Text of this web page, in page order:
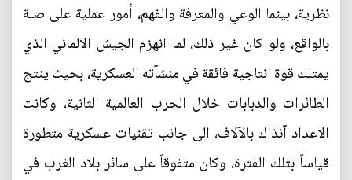
نظرية، بينما الوعي والمعرفة والفهم، أمور عملية على صلة
بالواقع، ولو كان غير ذلك، لما انهزم الجيش الالماني الذي
يمتلك قوة انتاجية فائقة في منشآته العسكرية، بحيث ينتج
الطائرات والدبابات خلال الحرب العالمية الثانية، وكانت
الاعداد آنذاك بالآلاف، الى جانب تقنيات عسكرية متطورة
قياساً بتلك الفترة، وكان متفوقاً على سائر بلاد الغرب في